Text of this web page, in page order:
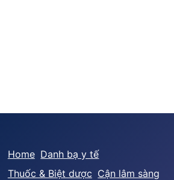
Home Danh bạ y tế
Thuốc & Biệt dược Cận lâm sàng